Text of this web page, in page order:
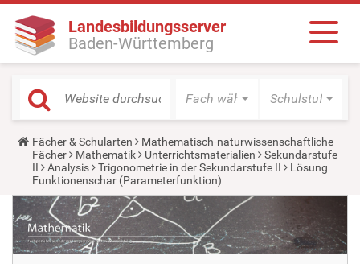
Landesbildungsserver
Baden-Württemberg
Fach wählen Schulstufe
Y
o
u
a
r
e
h
e
r
e
Fächer & Schularten
Mathematisch-naturwissenschaftliche
Fächer
Mathematik Unterrichtsmaterialien
Sekundarstufe
II
Analysis Trigonometrie in der Sekundarstufe II
Lösung
Funktionenschar (Parameterfunktion)